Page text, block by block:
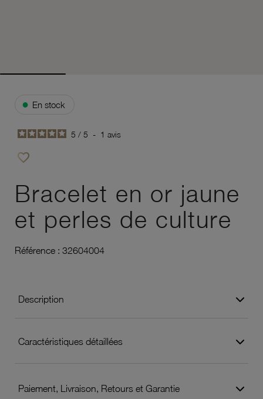
● En stock
5 / 5 - 1 avis
favorite_border
Bracelet en or jaune
et perles de culture
Référence : 32604004
Description
Caractéristiques détaillées
Paiement, Livraison, Retours et Garantie